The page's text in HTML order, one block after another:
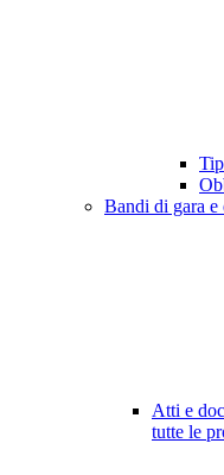
Bandi di gara e
Atti e
tutte le